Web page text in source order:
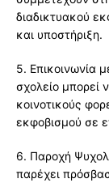
διαδικτυακού
και υποστήριξη.
5. Επικοινωνία
σχολείο μπορεί
κοινοτικούς
εκφοβισμού σε
6. Παροχή
παρέχει